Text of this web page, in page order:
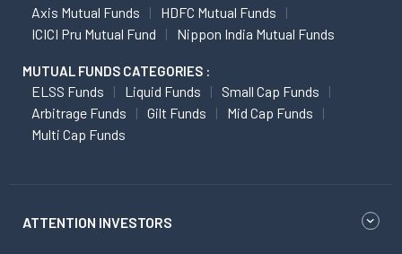
Axis Mutual Funds
HDFC Mutual Funds
ICICI Pru Mutual Fund
Nippon India Mutual Funds
MUTUAL FUNDS CATEGORIES :
ELSS Funds Liquid Funds
Small Cap Funds
Arbitrage Funds
Gilt Funds
Mid Cap Funds
Multi Cap Funds
ATTENTION INVESTORS